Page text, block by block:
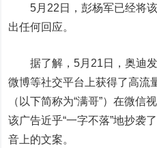
5月22日，彭杨军已经将该
出任何回应。
据了解，5月21日，奥迪发
微博等社交平台上获得了高流
（以下简称为“满哥”）在微信
该广告近乎“一字不落”地抄袭
音上的文案。